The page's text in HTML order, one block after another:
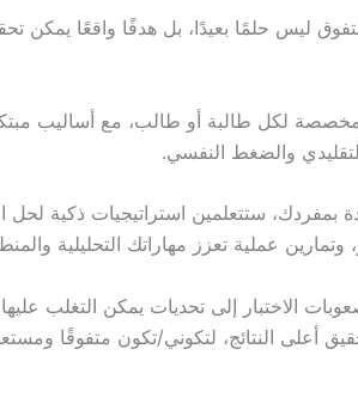
ليس حلمًا بعيدًا، بل هدفًا واقعًا يمكن
لكل طالبة أو طالب، مع أساليب
والضغط النفسي.
بمفردك، ستتعلمين استراتيجيات ذكية لحل
عملية تعزز مهاراتك التحليلية
الاختبار إلى تحديات يمكن التغلب
أعلى النتائج، لتكوني/تكون متفوقًا